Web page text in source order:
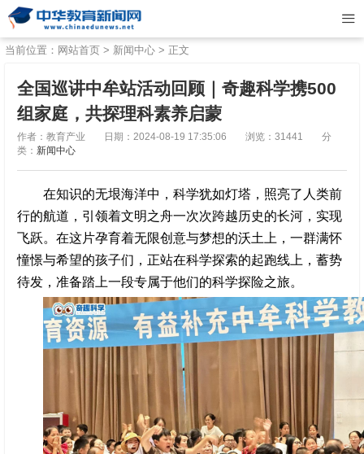
当前位置： 网站首页 > 新闻中心 > 正文
全国巡讲中牟站活动回顾｜奇趣科学携500
组家庭，共探理科素养启蒙
作者：教育产业 日期：2024-08-19 17:35:06 浏览：31441
分
类： 新闻中心
在知识的无垠海洋中，科学犹如灯塔，照亮了人类前
行的航道，引领着文明之舟一次次跨越历史的长河，实现
飞跃。在这片孕育着无限创意与梦想的沃土上，一群满怀
憧憬与希望的孩子们，正站在科学探索的起跑线上，蓄势
待发，准备踏上一段专属于他们的科学探险之旅。